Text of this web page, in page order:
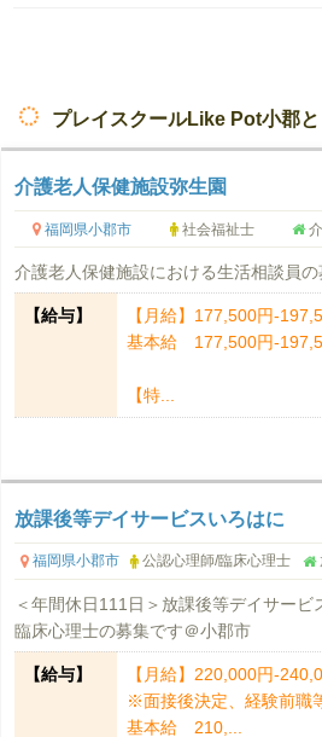
プレイスクールLike Pot小郡と
介護老人保健施設弥生園
福岡県小郡市 社会福祉士
介護老人保健施設における生活相談員
【給与】
【月給】177,500円-
基本給 177,500円-
【特...
放課後等デイサービスいろはに
福岡県小郡市 公認心理師/臨床心理士
＜年間休日111日＞放課後等デイサー
臨床心理士の募集です＠小郡市
【給与】
【月給】220,000円-
※面接後決定、経験前職
基本給 210,...